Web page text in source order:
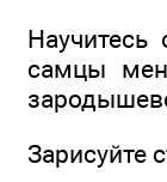
самцы
Зарисуйте